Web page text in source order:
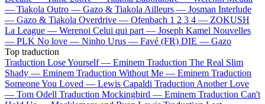
— Tiakola Outro — Gazo & Tiakola Ailleurs — Josman Interlude
— Gazo & Tiakola Overdrive — Ofenbach 1 2 3 4 — ZOKUSH
La League — Werenoi Celui qui part — Joseph Kamel Nouvelles
— PLK No love — Ninho Urus — Favé (FR) DIE — Gazo
Top traduction
Traduction Lose Yourself — Eminem Traduction The Real Slim
Shady — Eminem Traduction Without Me — Eminem Traduction
Someone You Loved — Lewis Capaldi Traduction Another Love
— Tom Odell Traduction Mockingbird — Eminem Traduction Can't